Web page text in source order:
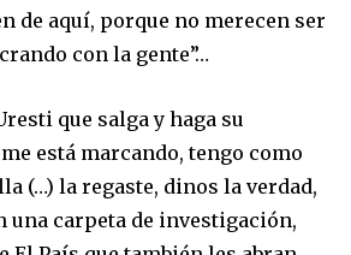
de aquí, porque no merecen ser
con la gente”…
que salga y haga su
está marcando, tengo como
(…) la regaste, dinos la verdad,
una carpeta de investigación,